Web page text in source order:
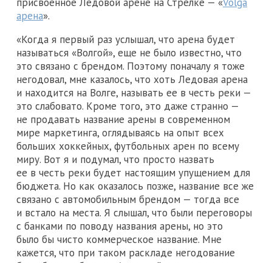
арена».
«Когда я первый раз услышал, что арена будет
называться «Волгой», еще не было известно, что
это связано с брендом. Поэтому поначалу я тоже
негодовал, мне казалось, что хоть Ледовая арена
и находится на Волге, называть ее в честь реки —
это слабовато. Кроме того, это даже странно —
не продавать название арены в современном
мире маркетинга, оглядываясь на опыт всех
больших хоккейных, футбольных арен по всему
миру. Вот я и подумал, что просто назвать
ее в честь реки будет настоящим упущением для
бюджета. Но как оказалось позже, название все же
связано с автомобильным брендом — тогда все
и встало на места. Я слышал, что были переговоры
с банками по поводу названия арены, но это
было бы чисто коммерческое название. Мне
кажется, что при таком раскладе негодование